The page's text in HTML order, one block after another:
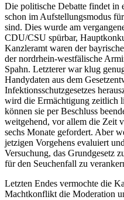
Die politische Debatte findet in
schon im Aufstellungsmodus
sind. Dies wurde am
CDU/CSU spürbar,
Kanzleramt waren der
der nordrhein-westfälische
Spahn. Letzterer war klug
Handydaten aus dem
Infektionsschutzgesetzes
wird die Ermächtigung zeitlich
können sie per Beschluss
weitgehend, vor allem die Zeit
sechs Monate gefordert. Aber
jetzigen Vorgehens evaluiert
Versuchung, das Grundgesetz
für den Seuchenfall zu
Letzten Endes vermochte die
Machtkonflikt die Moderation